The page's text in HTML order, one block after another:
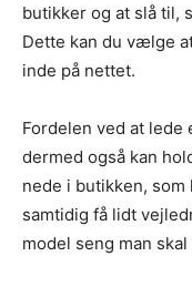
butikker og at slå til,
Dette kan du vælge
inde på nettet.
Fordelen ved at lede
dermed også kan
nede i butikken, som
samtidig få lidt
model seng man skal